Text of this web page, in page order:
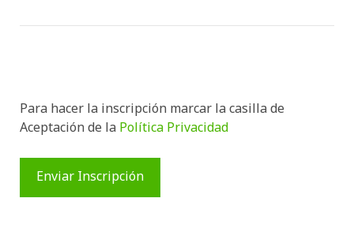
Para hacer la inscripción marcar la casilla de
Aceptación de la Política Privacidad